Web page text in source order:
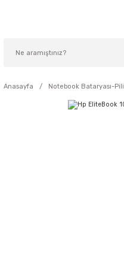
Anasayfa Notebook Bataryası-Pili